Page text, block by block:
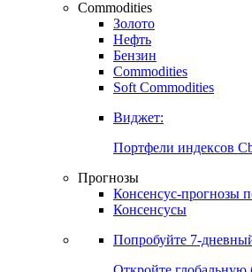
Commodities
Золото
Нефть
Бензин
Commodities
Soft Commodities
Виджет:
Портфели индексов
Прогнозы
Консенсус-прогнозы
Консенсусы
Попробуйте 7-